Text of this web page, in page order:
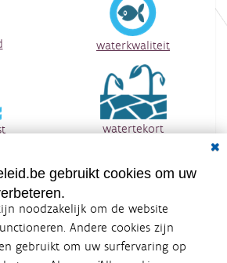
waterkwaliteit
watertekort
gebruikt cookies om uw
noodzakelijk om de website
Andere cookies zijn
gebruikt om uw surfervaring op